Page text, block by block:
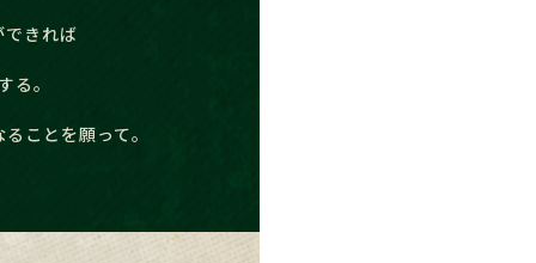
きれば
る。
ことを願って。